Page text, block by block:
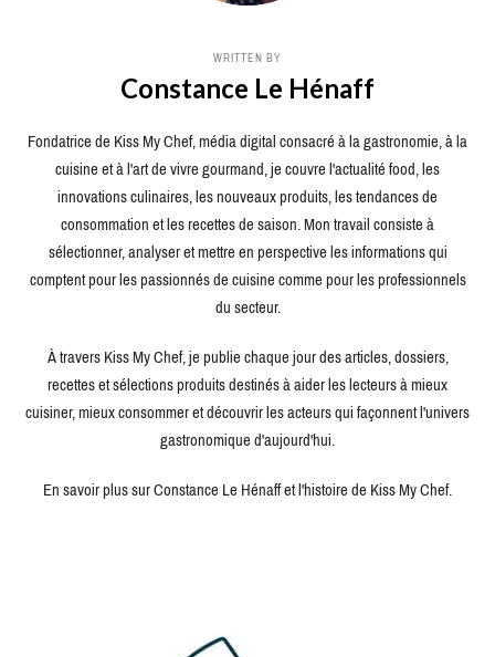
WRITTEN BY
Constance Le Hénaff
Fondatrice de Kiss My Chef, média digital consacré à la gastronomie, à la
cuisine et à l'art de vivre gourmand, je couvre l'actualité food, les
innovations culinaires, les nouveaux produits, les tendances de
consommation et les recettes de saison. Mon travail consiste à
sélectionner, analyser et mettre en perspective les informations qui
comptent pour les passionnés de cuisine comme pour les professionnels
du secteur.
À travers Kiss My Chef, je publie chaque jour des articles, dossiers,
recettes et sélections produits destinés à aider les lecteurs à mieux
cuisiner, mieux consommer et découvrir les acteurs qui façonnent l'univers
gastronomique d'aujourd'hui.
En savoir plus sur Constance Le Hénaff et l'histoire de Kiss My Chef.